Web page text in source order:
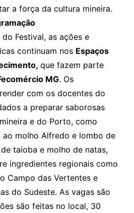
a força da cultura mineira.
Festival, as ações e
continuam nos Espaços
que fazem parte
MG. Os
com os docentes do
a preparar saborosas
e do Porto, como
ao molho Alfredo e lombo de
taioba e molho de natas,
ingredientes regionais como
Campo das Vertentes e
do Sudeste. As vagas são
são feitas no local, 30